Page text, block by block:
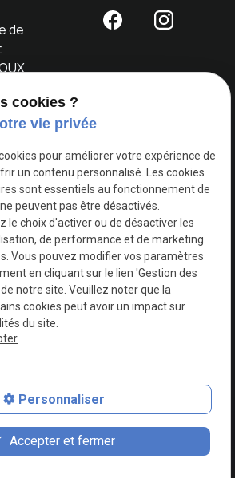
de
Evènements
du
site
TVA
Intracommunautaire :
BE0749730618
phone
0493 37 09 79
cookies ?
vie privée
pour améliorer votre expérience de
un contenu personnalisé. Les cookies
sont essentiels au fonctionnement de
peuvent pas être désactivés.
le choix d'activer ou de désactiver les
de performance et de marketing
Vous pouvez modifier vos paramètres
en cliquant sur le lien 'Gestion des
notre site. Veuillez noter que la
cookies peut avoir un impact sur
du site.
Personnaliser
Accepter et fermer